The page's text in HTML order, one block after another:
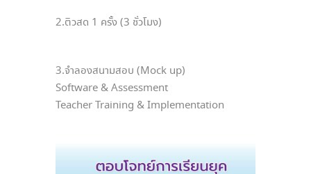
2.ติวสด 1 ครั้ง (3 ชั่วโมง)
3.จำลองสนามสอบ (Mock up)
Software & Assessment
Teacher Training & Implementation